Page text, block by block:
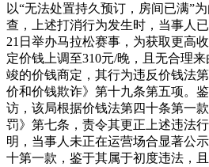
以“无法处置持久预订，房间已满”
查，上述打消行为发生时，当事人
21日举办马拉松赛事，为获取更高
定价钱上调至310元/晚，且无合理
竣的价钱商定，其行为违反价钱法
价和价钱欺诈》第十九条第五项。
访，该局根据价钱法第四十条第一
罚》第七条，责令其更正上述违法
明，当事人未正在运营场合显著公
十第一款，鉴于其属于初度违法，